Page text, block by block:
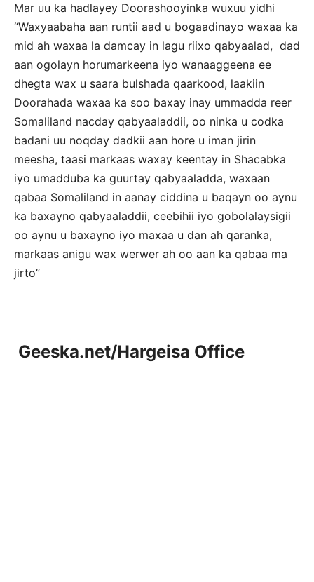
Mar uu ka hadlayey Doorashooyinka wuxuu yidhi
“Waxyaabaha aan runtii aad u bogaadinayo waxaa ka
mid ah waxaa la damcay in lagu riixo qabyaalad, dad
aan ogolayn horumarkeena iyo wanaaggeena ee
dhegta wax u saara bulshada qaarkood, laakiin
Doorahada waxaa ka soo baxay inay ummadda reer
Somaliland nacday qabyaaladdii, oo ninka u codka
badani uu noqday dadkii aan hore u iman jirin
meesha, taasi markaas waxay keentay in Shacabka
iyo umadduba ka guurtay qabyaaladda, waxaan
qabaa Somaliland in aanay ciddina u baqayn oo aynu
ka baxayno qabyaaladdii, ceebihii iyo gobolalaysigii
oo aynu u baxayno iyo maxaa u dan ah qaranka,
markaas anigu wax werwer ah oo aan ka qabaa ma
jirto”
Geeska.net/Hargeisa Office